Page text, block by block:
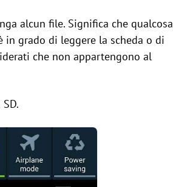
alcun file. Significa che qualcosa
grado di leggere la scheda o di
che non appartengono al